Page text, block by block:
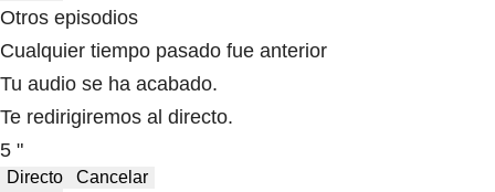
Otros episodios
Cualquier tiempo pasado fue anterior
Tu audio se ha acabado.
Te redirigiremos al directo.
5 "
Directo
Cancelar